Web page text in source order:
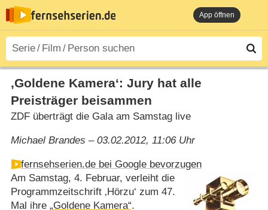
App öffnen
‚Goldene Kamera‘: Jury hat alle
Preisträger beisammen
ZDF überträgt die Gala am Samstag live
Michael Brandes – 03.02.2012, 11:06 Uhr
fernsehserien.de bei Google bevorzugen
Am Samstag, 4. Februar, verleiht die
Programmzeitschrift ‚Hörzu‘ zum 47.
Mal ihre „Goldene Kamera“.